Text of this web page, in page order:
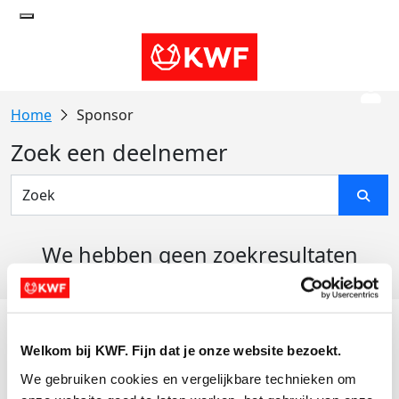
Welkom bij KWF. Fijn dat je onze website bezoekt.
We gebruiken cookies en vergelijkbare technieken om
Sponsor
Zoek een deelnemer
We hebben geen zoekresultaten
Actiematerialen
Evenementen